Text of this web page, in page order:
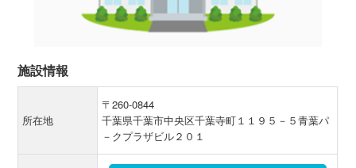
施設情報
所在地
〒260-0844
千葉県千葉市中央区千葉寺町１１９５－５青葉パ
－クプラザビル２０１